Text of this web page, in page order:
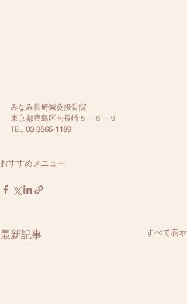
みなみ長崎鍼灸接骨院
東京都豊島区南長崎５－６－９
TEL 03-3565-1189
おすすめメニュー
最新記事 すべて表示